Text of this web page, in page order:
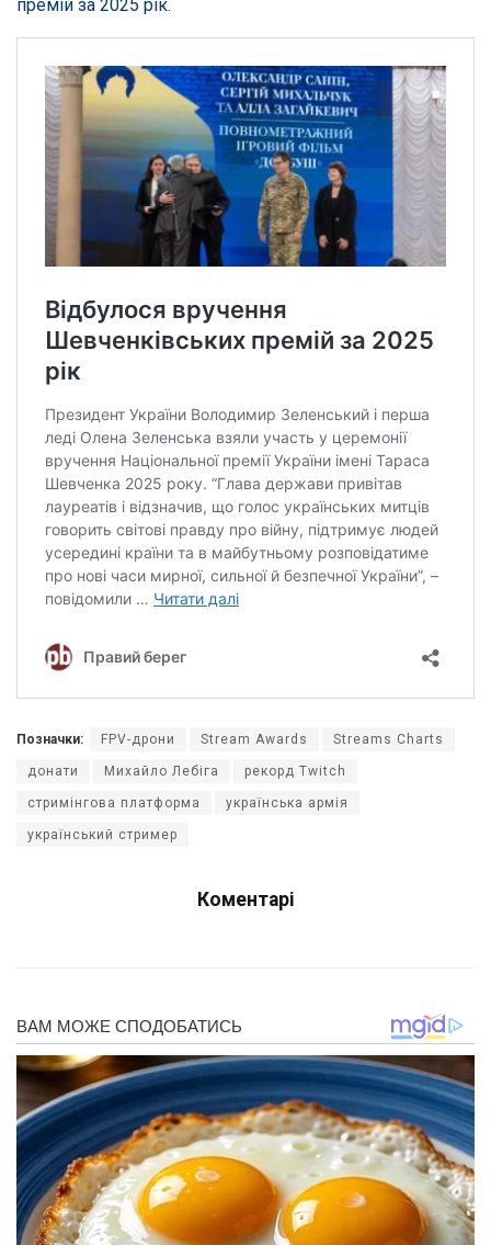
премій за 2025 рік.
Позначки: FPV-дрони Stream Awards Streams Charts
донати Михайло Лебіга рекорд Twitch
стримінгова платформа українська армія
український стример
Коментарі